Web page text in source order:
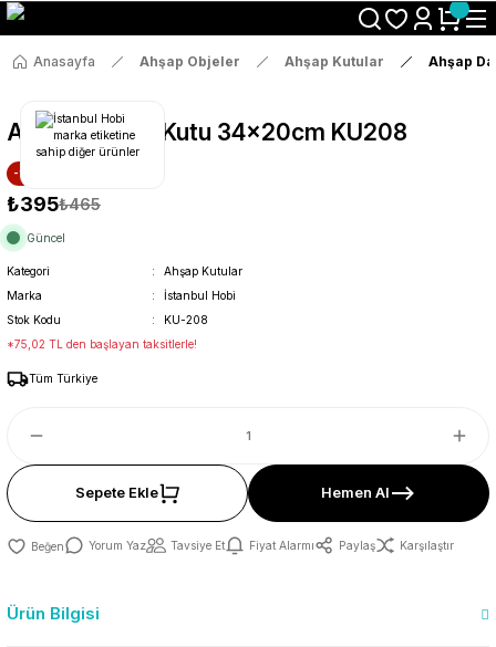
Size Özel "HG10" Koduyla Sepette Hemen %10 İndirimi Kaçırma
Anasayfa Ahşap Objeler Ahşap Kutular Ahşap
Ahşap Dalgalı Kutu 34x20cm KU208
-15% İNDİRİM
₺395₺465
Güncel
Kategori
Ahşap Kutular
Marka
İstanbul Hobi
Stok Kodu
KU-208
*75,02 TL den başlayan taksitlerle!
Tüm Türkiye
Sepete Ekle Hemen Al
Yorum Yaz Tavsiye Et Fiyat Alarmı Paylaş Karşılaştır
Ürün Bilgisi